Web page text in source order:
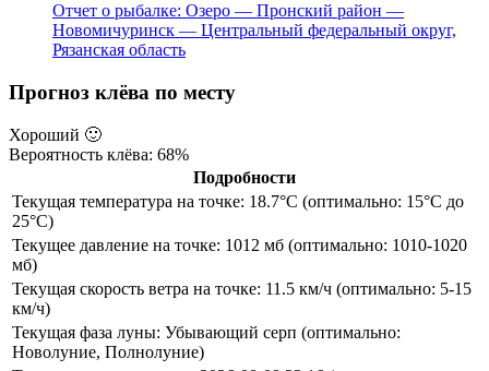
Отчет о рыбалке: Озеро — Пронский район —
Новомичуринск — Центральный федеральный округ,
Рязанская область
Прогноз клёва по месту
Хороший 🙂
Вероятность клёва: 68%
Подробности
Текущая температура на точке: 18.7°C (оптимально: 15°C до
25°C)
Текущее давление на точке: 1012 мб (оптимально: 1010-1020
мб)
Текущая скорость ветра на точке: 11.5 км/ч (оптимально: 5-15
км/ч)
Текущая фаза луны: Убывающий серп (оптимально:
Новолуние, Полнолуние)